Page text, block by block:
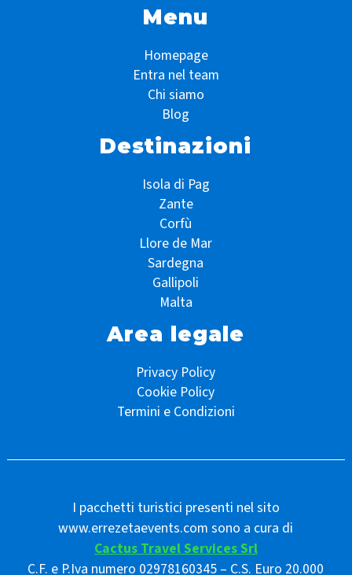
Menu
Homepage
Entra nel team
Chi siamo
Blog
Destinazioni
Isola di Pag
Zante
Corfù
Llore de Mar
Sardegna
Gallipoli
Malta
Area legale
Privacy Policy
Cookie Policy
Termini e Condizioni
I pacchetti turistici presenti nel sito
www.errezetaevents.com sono a cura di
Cactus Travel Services Srl
C.F. e P.Iva numero 02978160345 – C.S. Euro 20.000